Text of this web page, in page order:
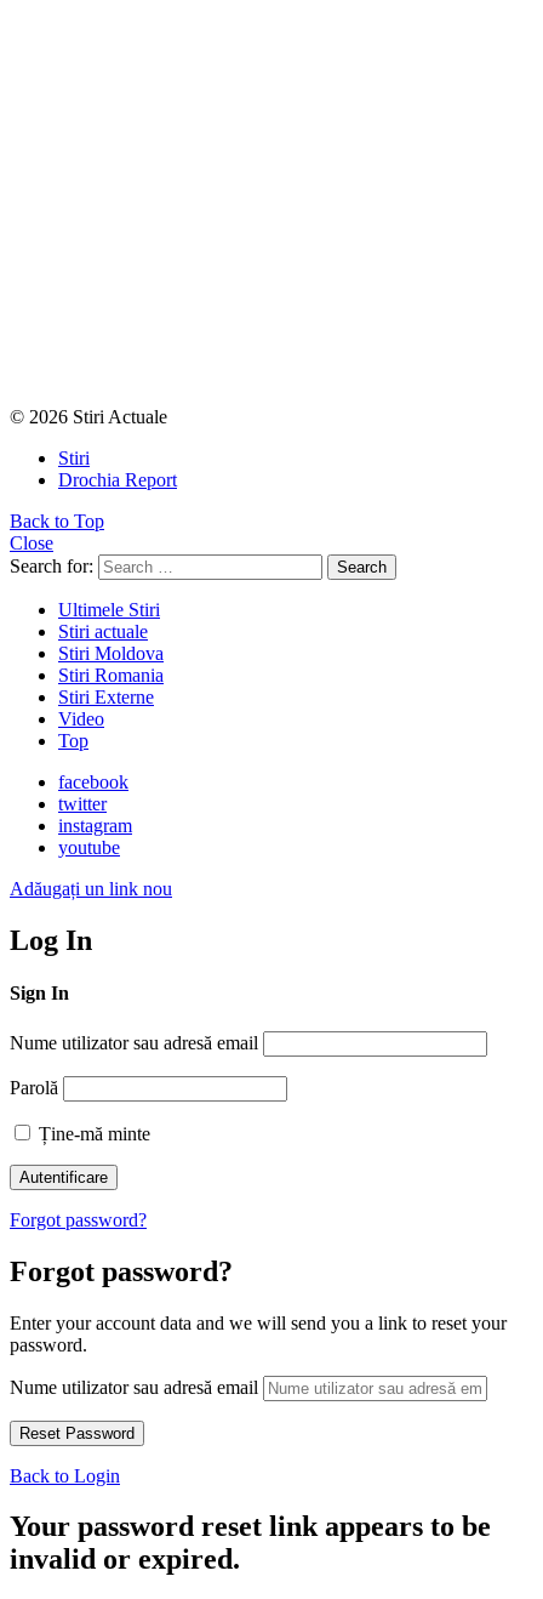
© 2026 Stiri Actuale
Stiri
Drochia Report
Back to Top
Close
Search for:
Search
Ultimele Stiri
Stiri actuale
Stiri Moldova
Stiri Romania
Stiri Externe
Video
Top
facebook
twitter
instagram
youtube
Adăugați un link nou
Log In
Sign In
Nume utilizator sau adresă email
Parolă
Ține-mă minte
Forgot password?
Forgot password?
Enter your account data and we will send you a link to reset your
password.
Nume utilizator sau adresă email
Back to Login
Your password reset link appears to be
invalid or expired.